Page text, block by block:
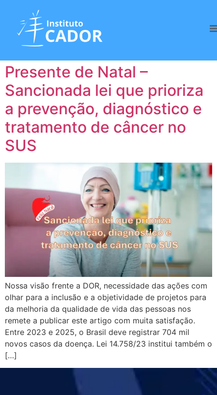
Tag:Diagnóstico de
câncer
Presente de Natal –
Sancionada lei que prioriza
a prevenção, diagnóstico e
tratamento de câncer no
SUS
Nossa visão frente a DOR, necessidade das ações com
olhar para a inclusão e a objetividade de projetos para
da melhoria da qualidade de vida das pessoas nos
remete a publicar este artigo com muita satisfação.
Entre 2023 e 2025, o Brasil deve registrar 704 mil
novos casos da doença. Lei 14.758/23 institui também o
[…]